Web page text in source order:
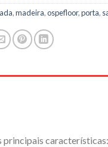
,madeira,ospefloor,porta,
principais características: